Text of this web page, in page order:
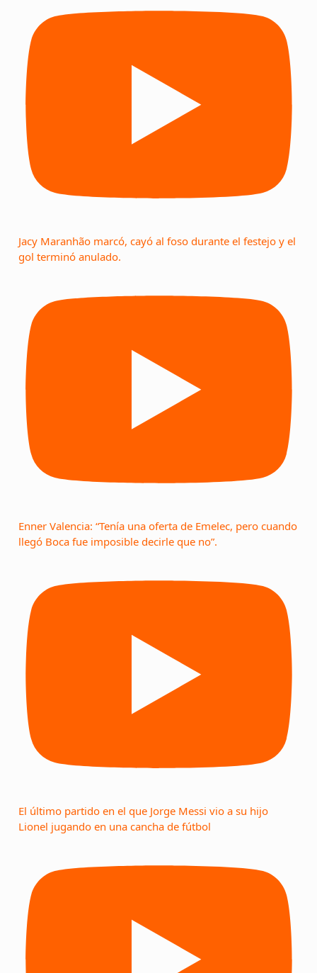
Jacy Maranhão marcó, cayó al foso durante el festejo y el
gol terminó anulado.
Enner Valencia: “Tenía una oferta de Emelec, pero cuando
llegó Boca fue imposible decirle que no”.
El último partido en el que Jorge Messi vio a su hijo
Lionel jugando en una cancha de fútbol